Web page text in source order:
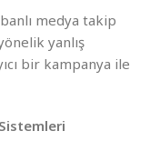
medya takip
yanlış
bir kampanya ile